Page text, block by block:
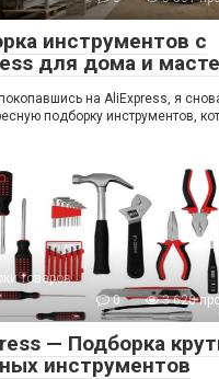
инструментов с
для дома и
на AliExpress, я
подборку инструментов,
товаров
0
3 620
— Подборка
инструментов